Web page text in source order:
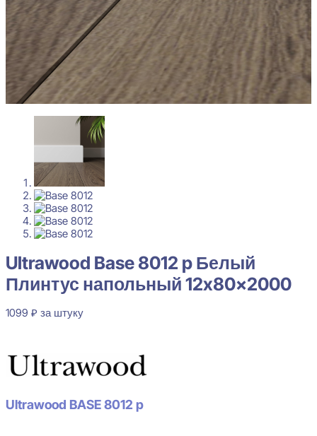
Ultrawood Base 8012 p Белый
Плинтус напольный 12x80x2000
1099 ₽ за штуку
Ultrawood BASE 8012 p